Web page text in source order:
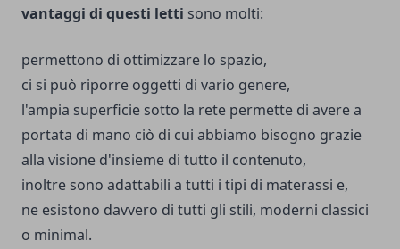
vantaggi di questi letti sono molti:
permettono di ottimizzare lo spazio,
ci si può riporre oggetti di vario genere,
l'ampia superficie sotto la rete permette di avere a
portata di mano ciò di cui abbiamo bisogno grazie
alla visione d'insieme di tutto il contenuto,
inoltre sono adattabili a tutti i tipi di materassi e,
ne esistono davvero di tutti gli stili, moderni classici
o minimal.